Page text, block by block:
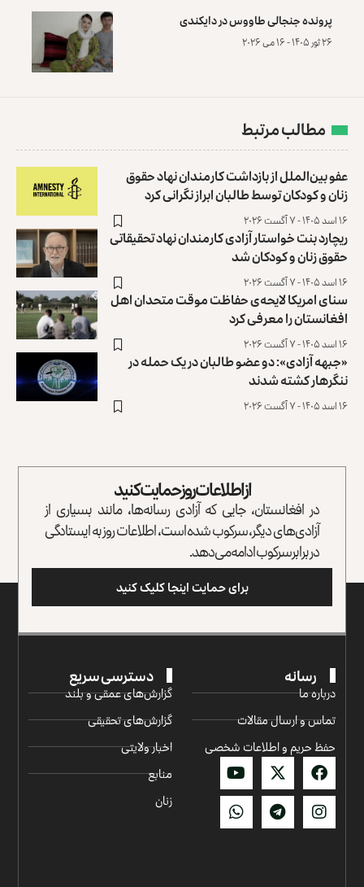
پرونده‌ جنجالی طاووس در دایکندی
۲۶ ثور ۱۴۰۵ - ۱۶ می ۲۰۲۶
مطالب مرتبط
عفو بین‌الملل از بازداشت کارمندان نهاد حقوق
زنان و کودکان توسط طالبان ابراز نگرانی کرد
۱۶ اسد ۱۴۰۵ - ۷ آگست ۲۰۲۶
ریچارد بنت خواستار آزادی کارمندان نهاد تحقیقاتی
حقوق زنان و کودکان شد
۱۶ اسد ۱۴۰۵ - ۷ آگست ۲۰۲۶
سنای امریکا لایحه‌ی حفاظت موقت متحدان اهل
افغانستان را معرفی کرد
۱۶ اسد ۱۴۰۵ - ۷ آگست ۲۰۲۶
«جبهه آزادی»: دو عضو طالبان در یک حمله در
ننگرهار کشته شدند
۱۶ اسد ۱۴۰۵ - ۷ آگست ۲۰۲۶
از اطلاعات روز حمایت کنید
در افغانستان، جایی که آزادی رسانه‌ها، مانند بسیاری از
آزادی‌های دیگر، سرکوب شده است، اطلاعات روز به ایستادگی
در برابر سرکوب ادامه می‌دهد.
برای حمایت اینجا کلیک کنید
رسانه
درباره ما
تماس و ارسال مقالات
حفظ حریم و اطلاعات شخصی
دسترسی سریع
گزارش‌‌های عمقی و بلند
گزارش‌های تحقیقی
اخبار ولایتی
منابع
زنان